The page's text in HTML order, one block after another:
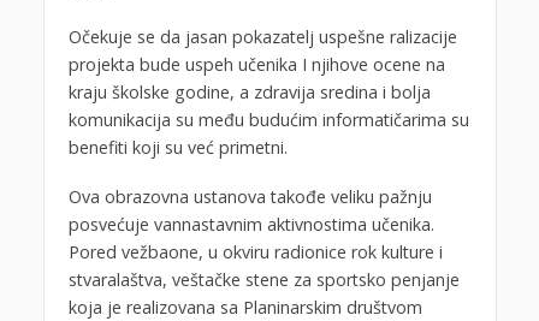
Očekuje se da jasan pokazatelj uspešne ralizacije
projekta bude uspeh učenika I njihove ocene na
kraju školske godine, a zdravija sredina i bolja
komunikacija su među budućim informatičarima su
benefiti koji su već primetni.
Ova obrazovna ustanova takođe veliku pažnju
posvećuje vannastavnim aktivnostima učenika.
Pored vežbaone, u okviru radionice rok kulture i
stvaralaštva, veštačke stene za sportsko penjanje
koja je realizovana sa Planinarskim društvom